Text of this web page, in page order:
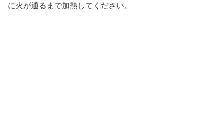
に火が通るまで加熱してください。